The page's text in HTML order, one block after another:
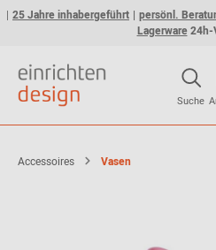
25 Jahre inhabergeführt persönl.
Lagerware24h-
Suche
Accessoires Vasen